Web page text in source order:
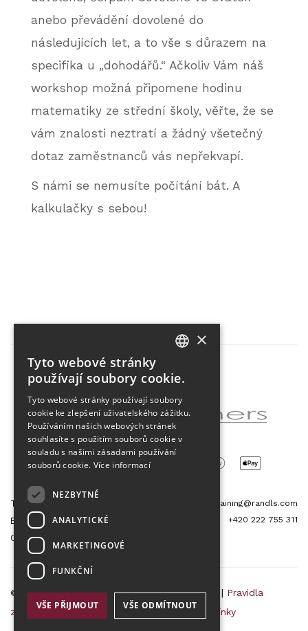
anebo převádění dovolené do
následujících let, a to vše s důrazem na
specifika u „dohodářů.“ Ačkoliv Vám náš
workshop možná připomene hodinu
matematiky ze střední školy, věřte, že se
vám znalosti neztratí a žádný všetečný
dotaz zaměstnanců vás nepřekvapí.
S námi se nemusíte počítání bát. A
kalkulačky s sebou!
Partner projektu
Tetris Office Building
Budějovická 1550/15a
CZ 140 00, Praha 4
training@randls.com
+420 222 755 311
© 2026 Randls Training |Mapa stránek|RSS | Pravidla
zpracování osobních údajů|Obchodní podmínky
×
Tyto webové stránky
používají soubory cookie.
Tyto webové stránky používají soubory
cookie ke zlepšení uživatelského zážitku.
Používáním našich webových stránek
souhlasíte s použitím souborů cookie v
souladu s našimi zásadami používání
souborů cookie. Více informací
NEZBYTNÉ
ANALYTICKÉ
MARKETINGOVÉ
FUNKČNÍ
VŠE PŘIJMOUT VŠE ODMÍTNOUT